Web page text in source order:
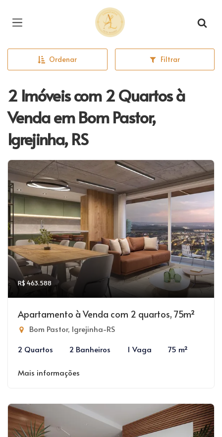
Página inicial
Ordenar Filtrar
2 Imóveis com 2 Quartos à
Venda em Bom Pastor,
Igrejinha, RS
R$ 463.588
Apartamento à Venda com 2 quartos, 75m²
Bom Pastor, Igrejinha-RS
2 Quartos
2 Banheiros 1 Vaga 75 m²
Mais informações